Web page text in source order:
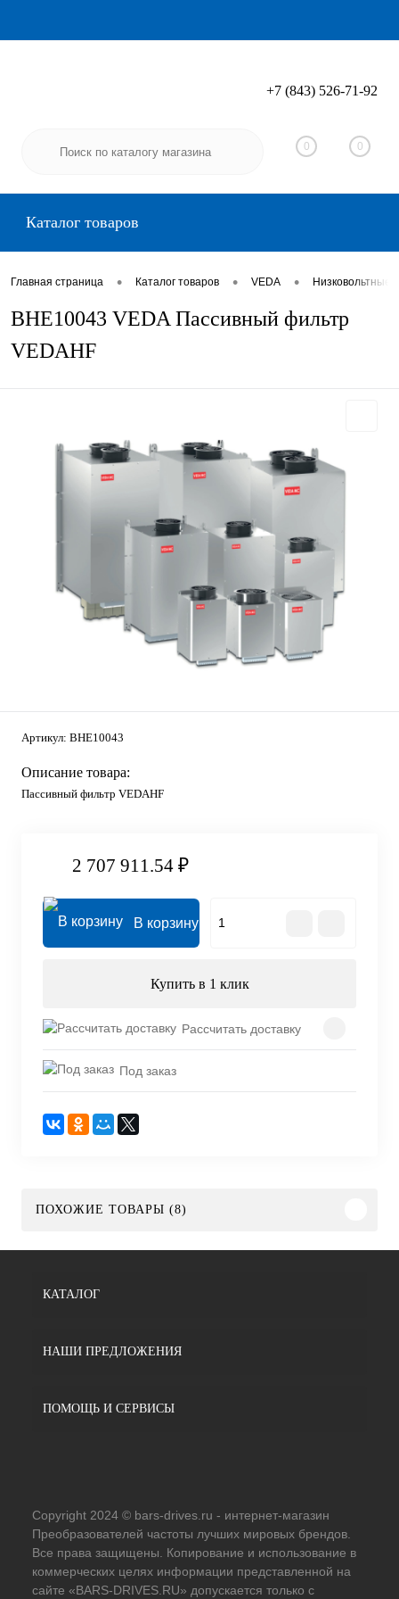
Вход Регистрация
+7 (843) 526-71-92
0 0
Каталог товаров
Главная страница • Каталог товаров • VEDA •
BHE10043 VEDA Пассивный фильтр
VEDAHF
Артикул: BHE10043
Описание товара:
Пассивный фильтр VEDAHF
2 707 911.54 ₽
В корзину
Купить в 1 клик
Рассчитать доставку
Под заказ
ПОХОЖИЕ ТОВАРЫ (8)
КАТАЛОГ
НАШИ ПРЕДЛОЖЕНИЯ
ПОМОЩЬ И СЕРВИСЫ
Copyright 2024 © bars-drives.ru - интернет-магазин
Преобразователей частоты лучших мировых брендов.
Все права защищены. Копирование и использование в
коммерческих целях информации представленной на
сайте «BARS-DRIVES.RU» допускается только с